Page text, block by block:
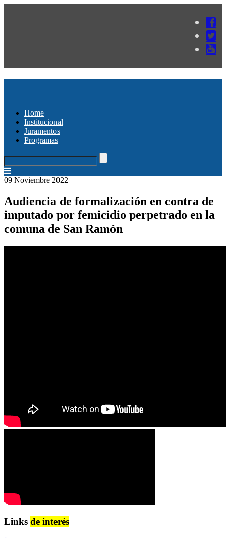
Home
Institucional
Juramentos
Programas
09 Noviembre 2022
Audiencia de formalización en contra de
imputado por femicidio perpetrado en la
comuna de San Ramón
Links de interés